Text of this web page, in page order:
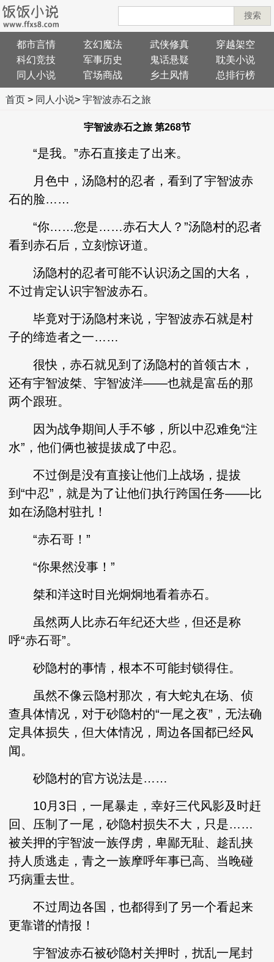
搜索
都市言情 玄幻魔法 武侠修真
穿越架空
科幻竞技
军事历史 鬼话悬疑
耽美小说
同人小说
官场商战 乡土风情 总排行榜
首页> 同人小说> 宇智波赤石之旅
宇智波赤石之旅 第268节
“是我。”赤石直接走了出来。
月色中，汤隐村的忍者，看到了宇智波赤
石的脸……
“你……您是……赤石大人？”汤隐村的忍者
看到赤石后，立刻惊讶道。
汤隐村的忍者可能不认识汤之国的大名，
不过肯定认识宇智波赤石。
毕竟对于汤隐村来说，宇智波赤石就是村
子的缔造者之一……
很快，赤石就见到了汤隐村的首领古木，
还有宇智波桀、宇智波洋——也就是富岳的那
两个跟班。
因为战争期间人手不够，所以中忍难免“注
水”，他们俩也被提拔成了中忍。
不过倒是没有直接让他们上战场，提拔
到“中忍”，就是为了让他们执行跨国任务——比
如在汤隐村驻扎！
“赤石哥！”
“你果然没事！”
桀和洋这时目光炯炯地看着赤石。
虽然两人比赤石年纪还大些，但还是称
呼“赤石哥”。
砂隐村的事情，根本不可能封锁得住。
虽然不像云隐村那次，有大蛇丸在场、侦
查具体情况，对于砂隐村的“一尾之夜”，无法确
定具体损失，但大体情况，周边各国都已经风
闻。
砂隐村的官方说法是……
10月3日，一尾暴走，幸好三代风影及时赶
回、压制了一尾，砂隐村损失不大，只是……
被关押的宇智波一族俘虏，卑鄙无耻、趁乱挟
持人质逃走，青之一族摩呼年事已高、当晚碰
巧病重去世。
不过周边各国，也都得到了另一个看起来
更靠谱的情报！
宇智波赤石被砂隐村关押时，扰乱一尾封